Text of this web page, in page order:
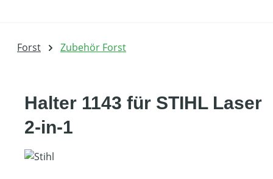
Forst Zubehör Forst
Halter 1143 für STIHL Laser
2-in-1